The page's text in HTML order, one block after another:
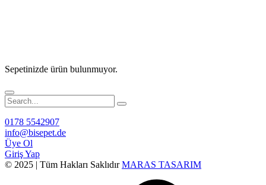
Sepetinizde ürün bulunmuyor.
0178 5542907
info@bisepet.de
Üye Ol
Giriş Yap
© 2025 | Tüm Hakları SaklıdırMARAS TASARIM